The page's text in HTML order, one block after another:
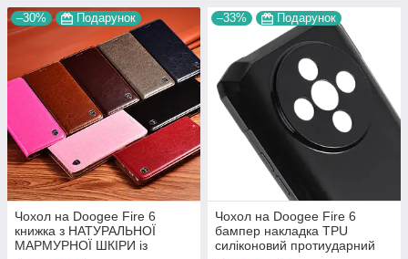
–30% Подарунок
Чохол на Doogee Fire 6
книжка з НАТУРАЛЬНОЇ
МАРМУРНОЇ ШКІРИ із
–33% Подарунок
Чохол на Doogee Fire 6
бампер накладка TPU
силіконовий протиударний